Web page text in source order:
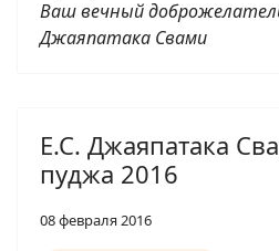
Ваш вечный
Джаяпатака Свами
Е.С. Джаяпатака
пуджа 2016
08 февраля 2016